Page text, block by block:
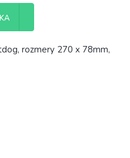
rozmery 270 x 78mm,